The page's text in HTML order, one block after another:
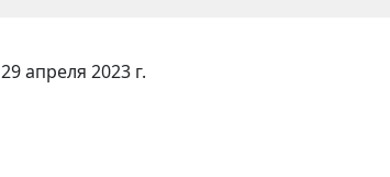
29 апреля 2023 г.